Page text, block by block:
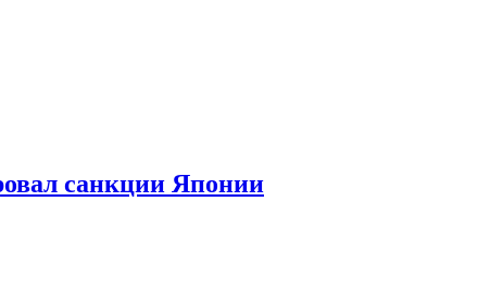
санкции Японии